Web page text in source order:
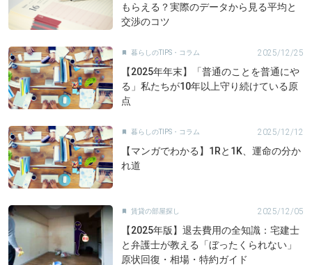
もらえる？実際のデータから見る平均と
交渉のコツ
暮らしのTIPS・コラム 2025/12/25
【2025年年末】「普通のことを普通にや
る」私たちが10年以上守り続けている原
点
暮らしのTIPS・コラム 2025/12/12
【マンガでわかる】1Rと1K、運命の分か
れ道
賃貸の部屋探し 2025/12/05
【2025年版】退去費用の全知識：宅建士
と弁護士が教える「ぼったくられない」
原状回復・相場・特約ガイド